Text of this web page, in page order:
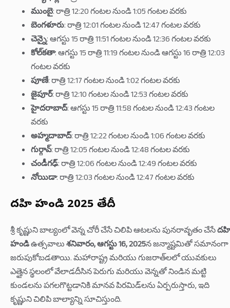
ముంబై: రాత్రి 12:20 గంటల నుండి 1:05 గంటల వరకు
బెంగళూరు: రాత్రి 12:01 గంటల నుండి 12:47 గంటల వరకు
చెన్నై: ఆగస్టు 15 రాత్రి 11:51 గంటల నుండి 12:36 గంటల వరకు
కోల్‌కతా: ఆగస్టు 15 రాత్రి 11:19 గంటల నుండి ఆగస్టు 16 రాత్రి 12:03
గంటల వరకు
పూణే: రాత్రి 12:17 గంటల నుండి 1:02 గంటల వరకు
జైపూర్: రాత్రి 12:10 గంటల నుండి 12:53 గంటల వరకు
హైదరాబాద్: ఆగస్టు 15 రాత్రి 11:58 గంటల నుండి 12:43 గంటల
వరకు
అహ్మదాబాద్: రాత్రి 12:22 గంటల నుండి 1:06 గంటల వరకు
గుర్గావ్: రాత్రి 12:05 గంటల నుండి 12:48 గంటల వరకు
చండీగఢ్: రాత్రి 12:06 గంటల నుండి 12:49 గంటల వరకు
నోయిడా: రాత్రి 12:03 గంటల నుండి 12:47 గంటల వరకు
దహి హండి 2025 తేదీ
శ్రీ కృష్ణుని బాల్యంలో వెన్న చోరీ చేసే చిలిపి ఆటలను పునరావృతం చేసే
హండిఉత్సవాలుశనివారం, ఆగస్టు 16, 2025న జన్మాష్టమితో సమానంగా
జరుపుకోబడతాయి. మహారాష్ట్ర మరియు గుజరాత్‌లలో యువకులు
ఎత్తైన స్థలంలో వేలాడదీసిన పెరుగు మరియు వెన్నతో నిండిన మట్టి
కుండలను పగలగొట్టడానికి మానవ పిరమిడ్‌లను ఏర్పరుస్తారు, ఇది
కృష్ణుని చిలిపి బాల్యాన్ని సూచిస్తుంది.